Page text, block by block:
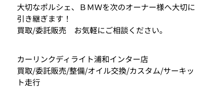
大切なポルシェ、ＢＭＷを次のオーナー様へ大切に
引き継ぎます！
買取/委託販売 お気軽にご相談ください。
カーリンクディライト浦和インター店
買取/委託販売/整備/オイル交換/カスタム/サーキッ
ト走行